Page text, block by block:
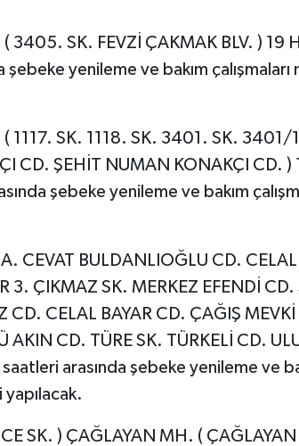
3405. SK. FEVZİ ÇAKMAK BLV. ) 19
yenileme ve bakım çalışmaları
( 1117. SK. 1118. SK. 3401. SK.
CD. ŞEHİT NUMAN KONAKÇI CD. )
şebeke yenileme ve bakım
CEVAT BULDANLIOĞLU CD.
3. ÇIKMAZ SK. MERKEZ EFENDİ CD.
CELAL BAYAR CD. ÇAĞIŞ MEVKİ
AKIN CD. TÜRE SK. TÜRKELİ CD.
arasında şebeke yenileme ve
SK. ) ÇAĞLAYAN MH. (